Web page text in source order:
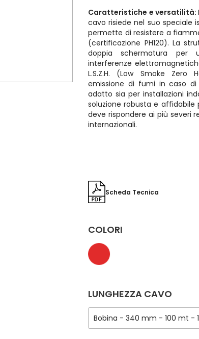
Caratteristiche e versatilità:
cavo risiede nel suo speciale
permette di resistere a
(certificazione PH120). La
doppia schermatura per
interferenze
L.S.Z.H. (Low Smoke Zero
emissione di fumi in caso
adatto sia per installazioni
soluzione robusta e
deve rispondere ai più severi
internazionali.
Scheda Tecnica
COLORI
LUNGHEZZA CAVO